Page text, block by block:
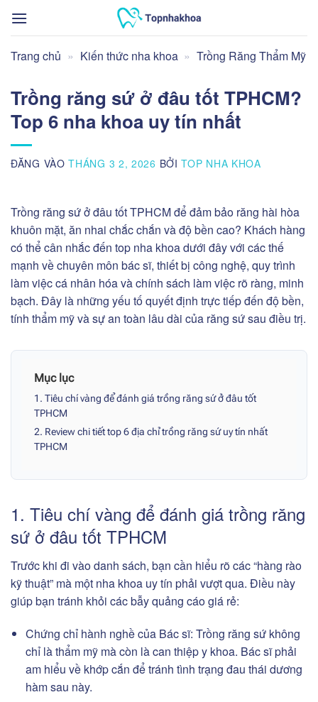
qua
dung
Trang chủ » Kiến thức nha khoa » Trồng Răng Thẩm Mỹ
Trồng răng sứ ở đâu tốt TPHCM?
Top 6 nha khoa uy tín nhất
ĐĂNG VÀOTHÁNG 3 2, 2026 BỞITOP NHA KHOA
Trồng răng sứ ở đâu tốt TPHCM để đảm bảo răng hài hòa
khuôn mặt, ăn nhai chắc chắn và độ bền cao? Khách hàng
có thể cân nhắc đến top nha khoa dưới đây với các thế
mạnh về chuyên môn bác sĩ, thiết bị công nghệ, quy trình
làm việc cá nhân hóa và chính sách làm việc rõ ràng, minh
bạch. Đây là những yếu tố quyết định trực tiếp đến độ bền,
tính thẩm mỹ và sự an toàn lâu dài của răng sứ sau điều trị.
Mục lục
1. Tiêu chí vàng để đánh giá trồng răng sứ ở đâu tốt
TPHCM
2. Review chi tiết top 6 địa chỉ trồng răng sứ uy tín nhất
TPHCM
1. Tiêu chí vàng để đánh giá trồng răng
sứ ở đâu tốt TPHCM
Trước khi đi vào danh sách, bạn cần hiểu rõ các “hàng rào
kỹ thuật” mà một nha khoa uy tín phải vượt qua. Điều này
giúp bạn tránh khỏi các bẫy quảng cáo giá rẻ:
Chứng chỉ hành nghề của Bác sĩ: Trồng răng sứ không
chỉ là thẩm mỹ mà còn là can thiệp y khoa. Bác sĩ phải
am hiểu về khớp cắn để tránh tình trạng đau thái dương
hàm sau này.